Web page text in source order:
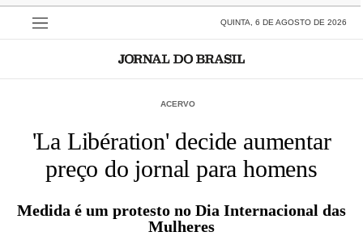
QUINTA, 6 DE AGOSTO DE 2026
ACERVO
'La Libération' decide aumentar
preço do jornal para homens
Medida é um protesto no Dia Internacional das
Mulheres